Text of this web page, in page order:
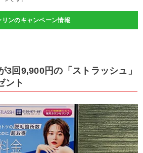
リンのキャンペーン情報
3回9,900円の「ストラッシュ」
ント